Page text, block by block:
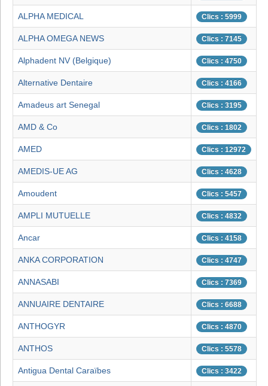
ALPHA MEDICAL Clics : 5999
ALPHA OMEGA NEWS Clics : 7145
Alphadent NV (Belgique) Clics : 4750
Alternative Dentaire Clics : 4166
Amadeus art Senegal Clics : 3195
AMD & Co Clics : 1802
AMED Clics : 12972
AMEDIS-UE AG Clics : 4628
Amoudent Clics : 5457
AMPLI MUTUELLE Clics : 4832
Ancar Clics : 4158
ANKA CORPORATION Clics : 4747
ANNASABI Clics : 7369
ANNUAIRE DENTAIRE Clics : 6688
ANTHOGYR Clics : 4870
ANTHOS Clics : 5578
Antigua Dental Caraïbes Clics : 3422